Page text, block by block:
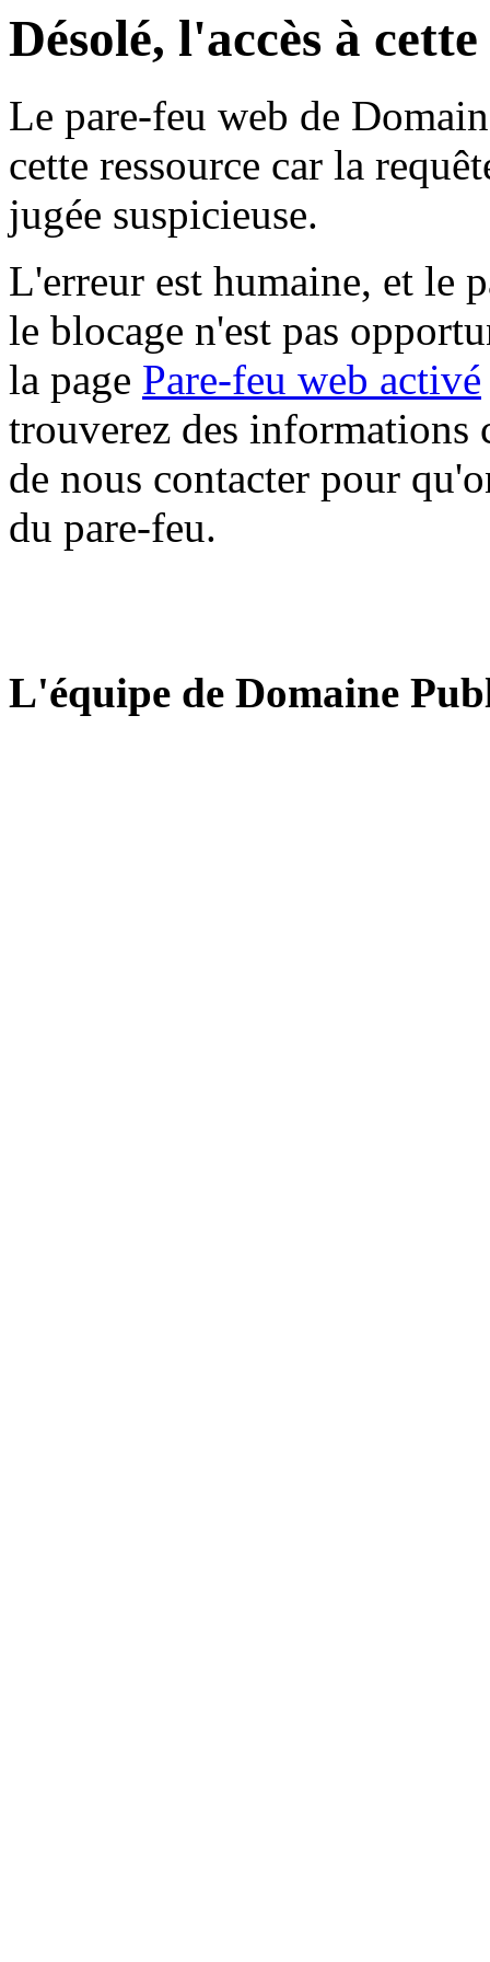
Désolé, l'accès à
Le pare-feu web de
cette ressource car la
jugée suspicieuse.
L'erreur est humaine, et le
le blocage n'est pas
la page Pare-feu web activé
trouverez des informations
de nous contacter pour
du pare-feu.
L'équipe de Domaine